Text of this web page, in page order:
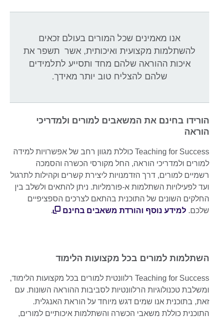
אנו מאמינים שכל המורים בעולם זכאים
להשתלמות מקצועית ואיכותית, אשר תשפר את
איכות ההוראה שלהם מחד ותסייע לתלמידים
שלהם להצליח טוב יותר מאידך.
הורידו בחינם את המשאבים למורים ולמדריכי
הוראה
Teaching for Success כוללת מגוון רחב של אפשרויות למידה
למורים ולמדריכי הוראה, החל מקורסי הכשרה והסמכה
רשמיים למורים, דרך הזדמנויות ליצירת קשרים וקהילות לתרגול
ועד לפעילויות השתלמות א-פורמליות. ניתן להתאים ולשלב בין
החלקים השונים של התוכנית בהתאם לצרכים הספציפיים
שלכם. למידע נוסף והורדת משאבים בחינם .
השתלמות למורים בכל מקצועות הלימוד
Teaching for Success רלוונטית למורים בכל מקצועות הלימוד,
ומשלבת טכנולוגיות הרלוונטיות לסביבות ההוראה השונות. עם
זאת, בתוכנית אנו שמים דגש מיוחד על הוראת האנגלית.
התוכנית כוללת משאבי הכשרה והשתלמות איכותיים למורים,